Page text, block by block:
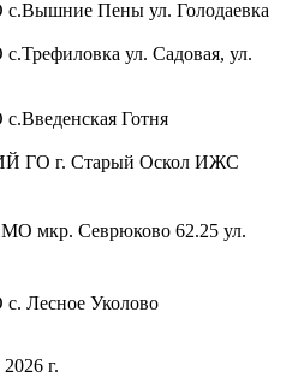
Пены ул. Голодаевка
ул. Садовая, ул.
Готня
г. Старый Оскол ИЖС
Севрюково 62.25 ул.
Уколово
г.